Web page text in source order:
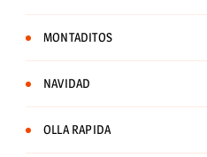
MONTADITOS
NAVIDAD
OLLA RAPIDA